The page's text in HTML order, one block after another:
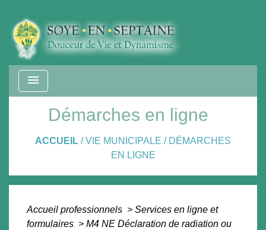
menu
Démarches en ligne
ACCUEIL /VIE MUNICIPALE / DÉMARCHES
EN LIGNE
Accueil professionnels > Services en ligne et
formulaires > M4 NE Déclaration de radiation ou